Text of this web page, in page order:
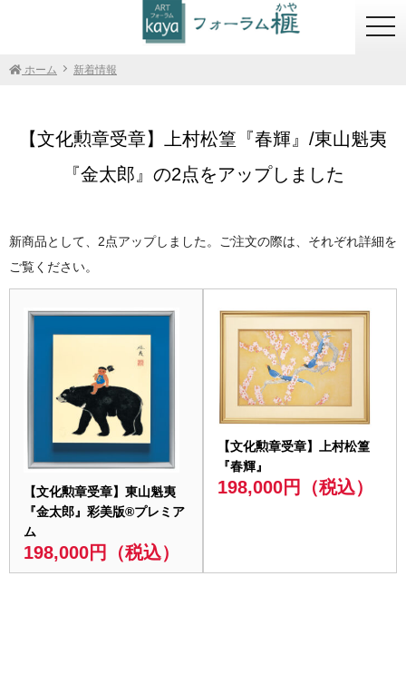
ホーム 新着情報
【文化勲章受章】上村松篁『春輝』/東山魁夷
『金太郎』の2点をアップしました
新商品として、2点アップしました。ご注文の際は、それぞれ詳細を
ご覧ください。
【文化勲章受章】東山魁夷
『金太郎』彩美版®プレミア
ム
198,000円（税込）
【文化勲章受章】上村松篁
『春輝』
198,000円（税込）